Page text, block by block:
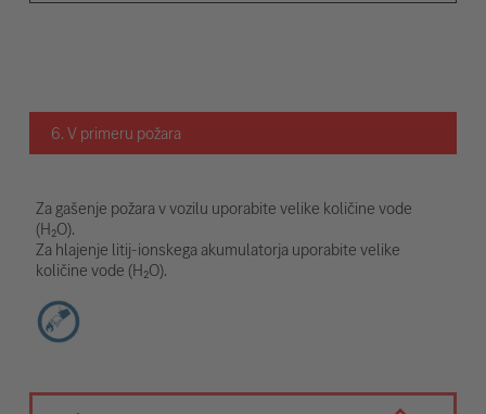
6. V primeru požara
Za gašenje požara v vozilu uporabite velike količine vode
(H₂O).
Za hlajenje litij-ionskega akumulatorja uporabite velike
količine vode (H₂O).